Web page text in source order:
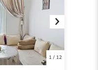
Next
1/ 12